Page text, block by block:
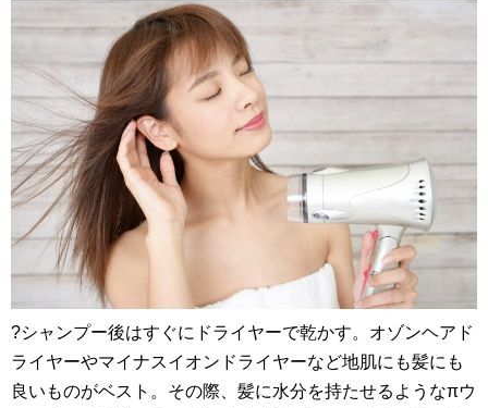
?シャンプー後はすぐにドライヤーで乾かす。オゾンヘアド
ライヤーやマイナスイオンドライヤーなど地肌にも髪にも
良いものがベスト。その際、髪に水分を持たせるようなπウ